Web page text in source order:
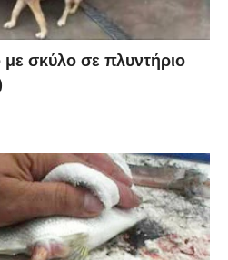
Έχετε ποτέ συναντήσει
ιππεύατε ένα τέτοιο άλογο;
με σκύλο σε πλυντήριο